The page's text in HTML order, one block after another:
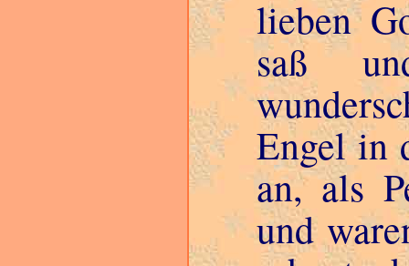
lieben
saß
Engel in
an, als
und